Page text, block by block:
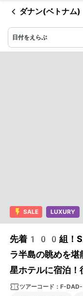
ダナン(ベトナム)
日付をえらぶ
SALE LUXURY
先着100組！
ラ半島の眺めを
星ホテルに宿泊！
ツアーコード： F-